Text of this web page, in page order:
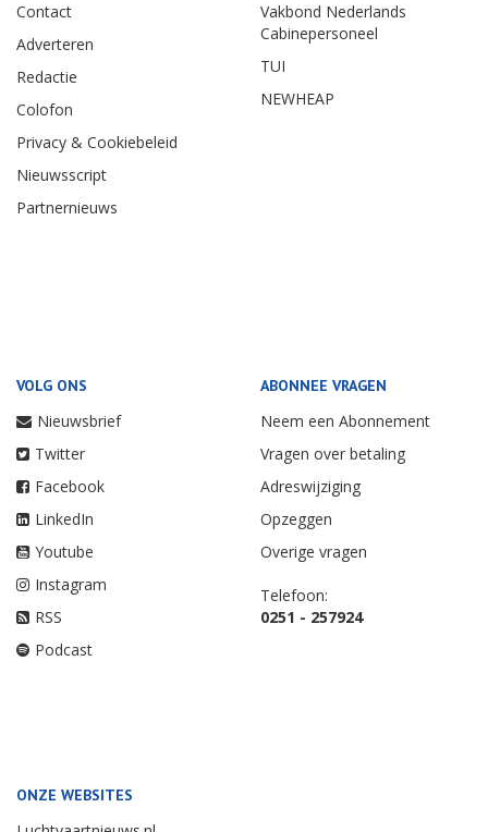
Contact
Adverteren
Redactie
Colofon
Privacy & Cookiebeleid
Nieuwsscript
Partnernieuws
Vakbond Nederlands
Cabinepersoneel
TUI
NEWHEAP
VOLG ONS
Nieuwsbrief
Twitter
Facebook
LinkedIn
Youtube
Instagram
RSS
Podcast
ABONNEE VRAGEN
Neem een Abonnement
Vragen over betaling
Adreswijziging
Opzeggen
Overige vragen
Telefoon:
0251 - 257924
ONZE WEBSITES